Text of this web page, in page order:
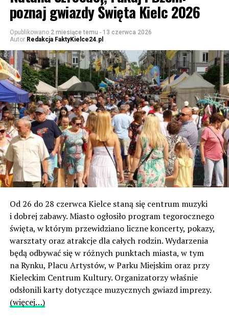
poznaj gwiazdy Święta Kielc 2026
Opublikowano 2 miesiące temu - 13 czerwca 2026
Autor Redakcja FaktyKielce24.pl
Od 26 do 28 czerwca Kielce staną się centrum muzyki
i dobrej zabawy. Miasto ogłosiło program tegorocznego
święta, w którym przewidziano liczne koncerty, pokazy,
warsztaty oraz atrakcje dla całych rodzin. Wydarzenia
będą odbywać się w różnych punktach miasta, w tym
na Rynku, Placu Artystów, w Parku Miejskim oraz przy
Kieleckim Centrum Kultury. Organizatorzy właśnie
odsłonili karty dotyczące muzycznych gwiazd imprezy.
(więcej…)